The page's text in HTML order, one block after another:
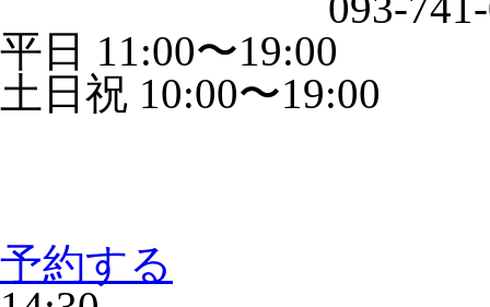
平日 11:00〜19:00
土日祝 10:00〜19:00
予約する